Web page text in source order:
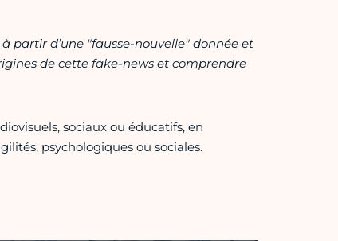
partir d’une "fausse-nouvelle" donnée et
de cette fake-news et comprendre
sociaux ou éducatifs, en
psychologiques ou sociales.